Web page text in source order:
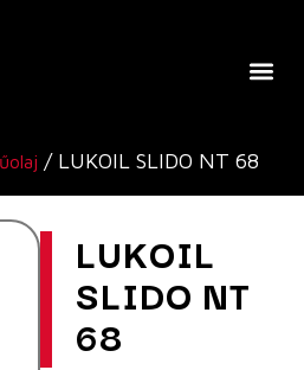
/ LUKOIL SLIDO NT 68
LUKOIL
SLIDO NT
68